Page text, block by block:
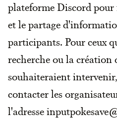
plateforme Discord pour
et le partage
participants. Pour ceux
recherche ou la création
souhaiteraient
contacter les
l'adresse